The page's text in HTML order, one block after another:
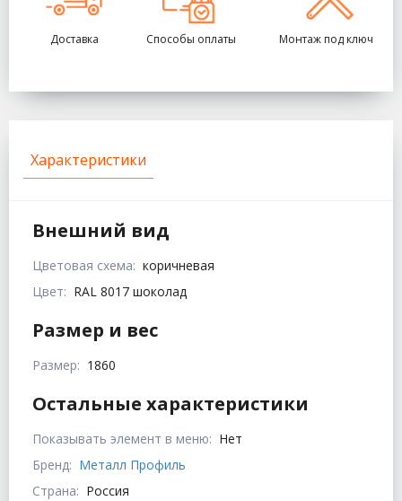
Доставка Способы оплаты Монтаж под ключ
Характеристики
Внешний вид
Цветовая схема: коричневая
Цвет: RAL 8017 шоколад
Размер и вес
Размер: 1860
Остальные характеристики
Показывать элемент в меню: Нет
Бренд: Металл Профиль
Страна: Россия